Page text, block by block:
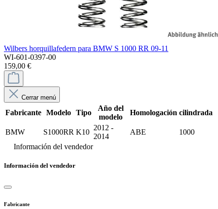
Wilbers horquillafedern para BMW S 1000 RR 09-11
WI-601-0397-00
159,00 €
Cerrar menú
Fabricante Modelo Tipo
Año del
modelo
Homologación cilindrada
BMW S1000RR K10
2012 -
2014
ABE
1000
Información del vendedor
Información del vendedor
Fabricante